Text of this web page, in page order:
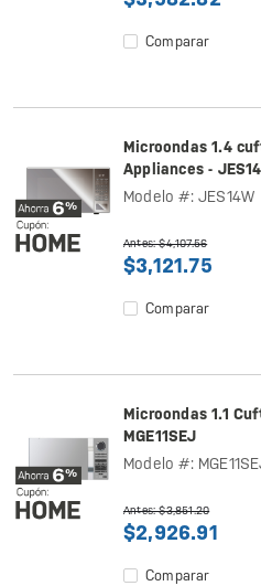
Comparar
Microondas 1.4
Appliances -
Modelo #: JES14W
Antes: $4,107.56
$3,121.75
Comparar
Microondas 1.1
MGE11SEJ
Modelo #:
Antes: $3,851.20
$2,926.91
Comparar